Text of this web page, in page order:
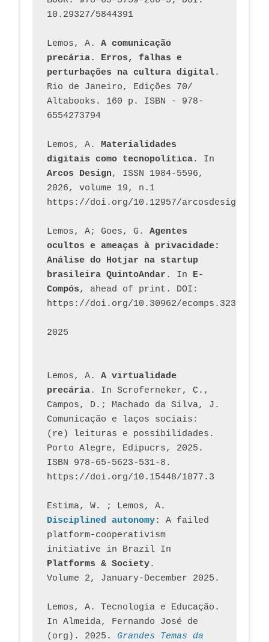
10.29327/5844391
Lemos, A. A comunicação
precária. Erros, falhas e
perturbações na cultura digital.
Rio de Janeiro, Edições 70/
Altabooks. 160 p. ISBN - 978-
6554273794
Lemos, A. Materialidades
digitais como tecnopolítica
Arcos Design, ISSN 1984-5596,
2026, volume 19, n.1
https://doi.org/10.12957/
Lemos, A; Goes, G. Agentes
ocultos e ameaças à privacidade:
Análise do Hotjar na startup
brasileira QuintoAndar . In E-
Compós, ahead of print. DOI:
https://doi.org/10.30962/ecomps.3231
2025
Lemos, A. A virtualidade
precária. In Scroferneker, C.,
Campos, D.; Machado da Silva, J.
Comunicação e laços sociais:
(re) leituras e possibilidades.
Porto Alegre, Edipucrs, 2025.
ISBN 978-65-5623-531-8.
https://doi.org/10.15448/1877.3
Estima, W. ; Lemos, A.
Disciplined autonomy: A failed
platform-cooperativism
initiative in Brazil In
Platforms & Society.
Volume 2, January-December 2025.
Lemos, A. Tecnologia e Educação.
In Almeida, Fernando José de
(org). 2025. Grandes Temas da